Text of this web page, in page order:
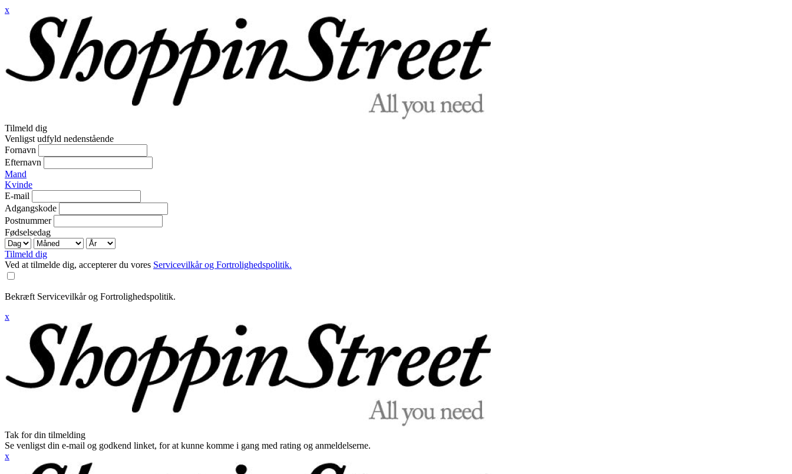
x
Tilmeld dig
Venligst udfyld nedenstående
Fornavn
Efternavn
Mand
Kvinde
E-mail
Adgangskode
Postnummer
Fødselsedag
Tilmeld dig
Ved at tilmelde dig, accepterer du vores Servicevilkår og Fortrolighedspolitik.
Bekræft Servicevilkår og Fortrolighedspolitik.
x
Tak for din tilmelding
Se venligst din e-mail og godkend linket, for at kunne komme i gang med rating og anmeldelserne.
x